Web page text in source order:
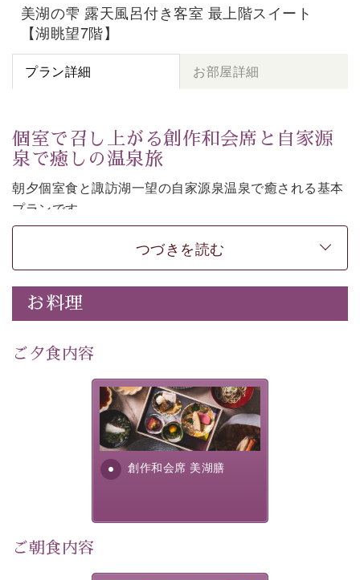
美湖の雫 露天風呂付き客室 最上階スイート
【湖眺望7階】
プラン詳細 お部屋詳細
個室で召し上がる創作和会席と自家源
泉で癒しの温泉旅
朝夕個室食と諏訪湖一望の自家源泉温泉で癒される基本
プランです。
諏訪湖を眺めながら幽玄な装飾の館内で静かに寛いでお
-----------【安心への取り組み】----------
個室料亭、貸切風呂のご利用が可能な上、 安心安全にご
滞在いただけるよう
30項目以上からなる独自の衛生・消毒プログラムの基、
徹底した衛生管理を行っております。
---------------------------------------------
・朝夕個室料亭で個室食
・諏訪大社4社を巡る無料参拝バス（事前予約制）
・館内着をご用意
・環境に配慮したアメニティをご用意
・館内フリーWi-Fi
つづきを読む
お料理
ご夕食内容
創作和会席 美湖膳
美湖膳とは諏訪の地で特別を
提供する為に料理長・神原 裕
明が考え出した創作和会席で
す。美しい諏訪湖の幸...
ご朝食内容